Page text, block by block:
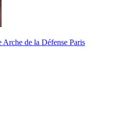
de la Défense Paris